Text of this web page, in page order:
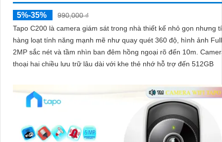
5%-35%
990,000 ₫
Tapo C200 là camera giám sát trong nhà thiết kế nhỏ gọn nhưng
hàng loạt tính năng mạnh mẽ như quay quét 360 độ, hình ảnh
2MP sắc nét và tầm nhìn ban đêm hồng ngoại rõ đến 10m. Camera đàm
thoại hai chiều lưu trữ lâu dài với khe thẻ nhớ hỗ trợ đến 512GB